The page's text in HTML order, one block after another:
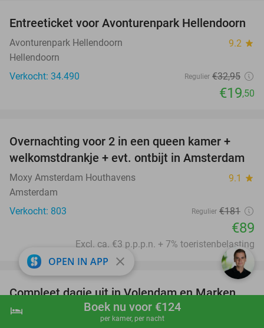
shopping_cart Boek nu
hotel Boek nu voor €124
per kamer, per nacht
41%
Entreeticket voor Avonturenpark Hellendoorn
Avonturenpark Hellendoorn 9.2 star
Hellendoorn
Verkocht: 34.490
Regulier €32,95
€19,50
51%
Overnachting voor 2 in een queen kamer +
welkomstdrankje + evt. ontbijt in Amsterdam
Moxy Amsterdam Houthavens 9.1 star
Amsterdam
Verkocht: 803
Regulier €181
€89
Excl. ca. €3 p.p.p.n. + 7% toeristenbelasting
55%
favorite_border
Compleet dagje uit in Volendam en Marken
met Rederij Volendam-Marken Express
OPEN IN APP close